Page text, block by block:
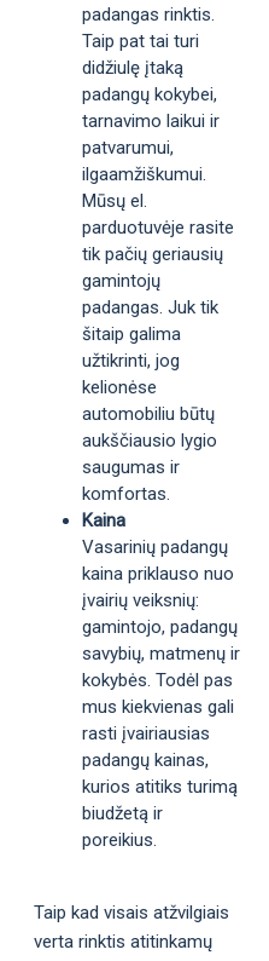
padangas rinktis.
Taip pat tai turi
didžiulę įtaką
padangų kokybei,
tarnavimo laikui ir
patvarumui,
ilgaamžiškumui.
Mūsų el.
parduotuvėje rasite
tik pačių geriausių
gamintojų
padangas. Juk tik
šitaip galima
užtikrinti, jog
kelionėse
automobiliu būtų
aukščiausio lygio
saugumas ir
komfortas.
Kaina
Vasarinių padangų
kaina priklauso nuo
įvairių veiksnių:
gamintojo, padangų
savybių, matmenų ir
kokybės. Todėl pas
mus kiekvienas gali
rasti įvairiausias
padangų kainas,
kurios atitiks turimą
biudžetą ir
poreikius.
Taip kad visais atžvilgiais
verta rinktis atitinkamų